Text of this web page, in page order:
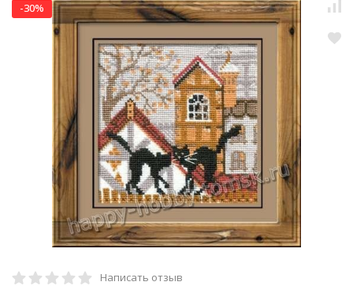
-30%
Написать отзыв